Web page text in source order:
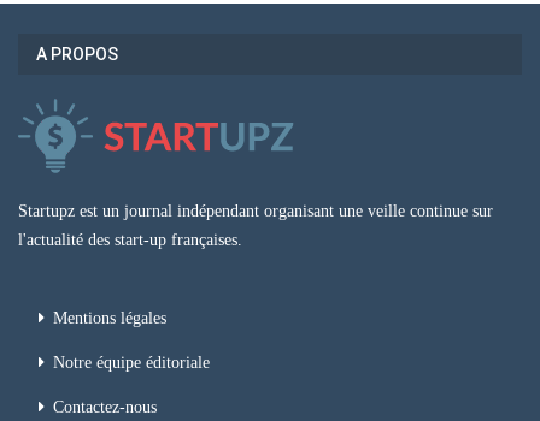
A PROPOS
Startupz est un journal indépendant organisant une veille continue sur
l'actualité des start-up françaises.
Mentions légales
Notre équipe éditoriale
Contactez-nous